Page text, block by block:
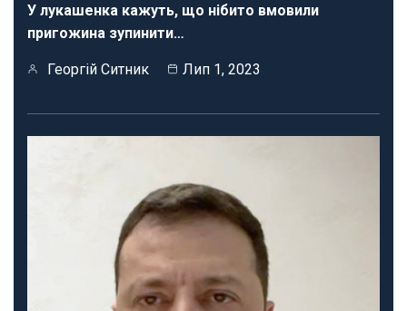
У лукашенка кажуть, що нібито вмовили
пригожина зупинити…
Георгій Ситник Лип 1, 2023